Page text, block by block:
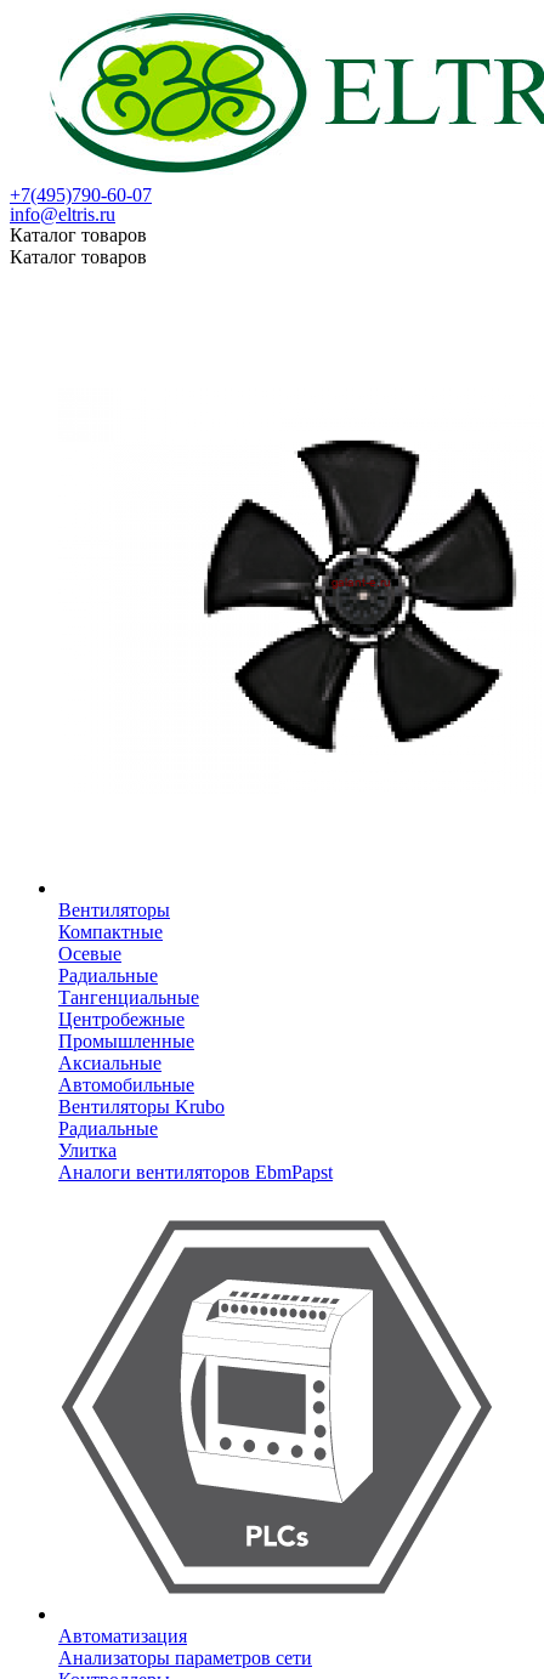
+7(495)790-60-07
info@eltris.ru
Каталог товаров
Каталог товаров
Вентиляторы
Компактные
Осевые
Радиальные
Тангенциальные
Центробежные
Промышленные
Аксиальные
Автомобильные
Вентиляторы Krubo
Радиальные
Улитка
Аналоги вентиляторов EbmPapst
Автоматизация
Анализаторы параметров сети